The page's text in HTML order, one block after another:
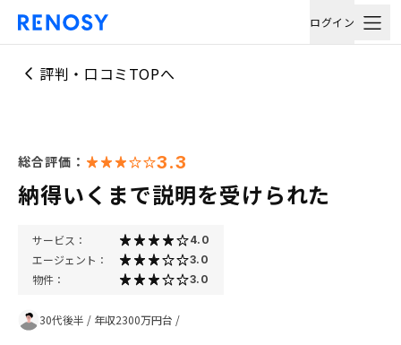
ログイン
評判・口コミTOPへ
総合評価： 3.3
納得いくまで説明を受けられた
サービス： 4.0
エージェント： 3.0
物件： 3.0
30代後半 / 年収2300万円台 /